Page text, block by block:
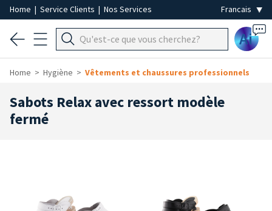
Home | Service Clients | Nos Services
Ai
Home Hygiène Vêtements et chaussures professionnels
Sabots Relax avec ressort modèle
fermé